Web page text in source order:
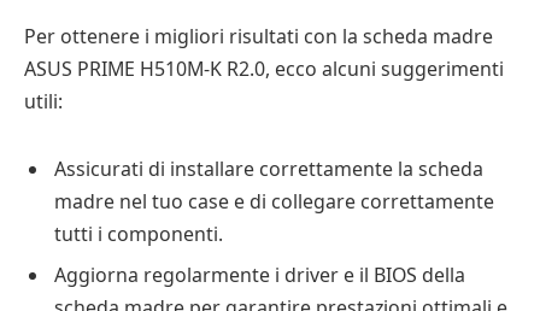
Per ottenere i migliori risultati con la scheda madre
ASUS PRIME H510M-K R2.0, ecco alcuni suggerimenti
utili:
Assicurati di installare correttamente la scheda
madre nel tuo case e di collegare correttamente
tutti i componenti.
Aggiorna regolarmente i driver e il BIOS della